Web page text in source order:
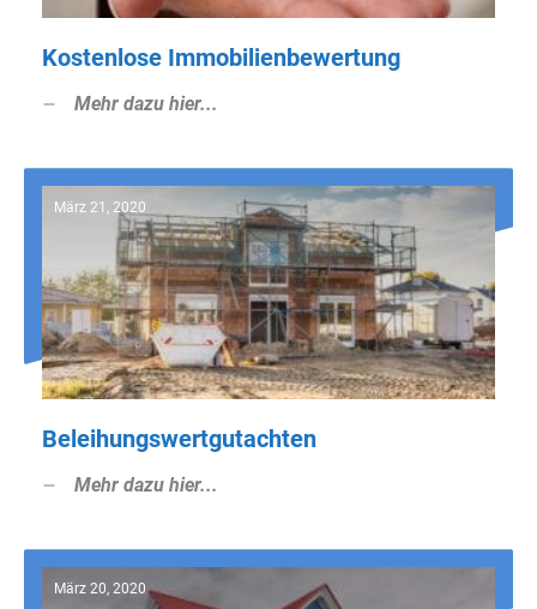
Kostenlose Immobilienbewertung
Mehr dazu hier...
März 21, 2020
Beleihungswertgutachten
Mehr dazu hier...
März 20, 2020